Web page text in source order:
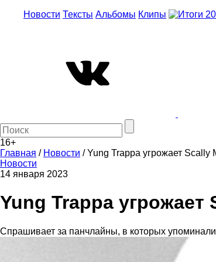
Новости Тексты Альбомы Клипы
16+
Главная / Новости /Yung Trappa угрожает Scally
Новости
14 января 2023
Yung Trappa
Спрашивает за панчлайны, в которых упоминали